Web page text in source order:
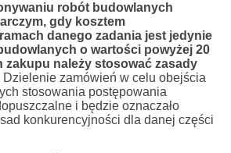
robót budowlanych
gdy kosztem
danego zadania jest jedynie
o wartości powyżej 20
zakupu należy stosować zasady
Dzielenie zamówień w celu obejścia
stosowania postępowania
i będzie oznaczało
konkurencyjności dla danej części